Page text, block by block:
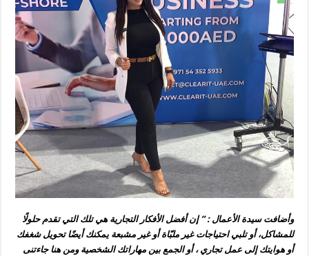
وأضافت سيدة الأعمال : ” إن أفضل الأفكار التجارية هي تلك التي تقدم حلولًا
للمشاكل، أو تلبي احتياجات غير ملبّاة أو غير مشبعة يمكنك أيضًا تحويل شغفك
أو هوايتك إلى عمل تجاري ، أو الجمع بين مهاراتك الشخصية ومن هنا جاءتنى